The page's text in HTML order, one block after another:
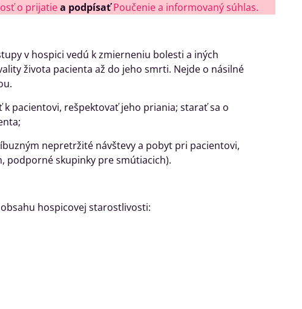
o prijatiea podpísaťPoučenie a informovaný súhlas.
v hospici vedú k zmierneniu bolesti a iných
života pacienta až do jeho smrti. Nejde o násilné
pacientovi, rešpektovať jeho priania; starať sa o
nepretržité návštevy a pobyt pri pacientovi,
podporné skupinky pre smútiacich).
hospicovej starostlivosti: